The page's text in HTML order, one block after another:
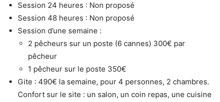
Session 24 heures : Non proposé
Session 48 heures : Non proposé
Session d’une semaine :
2 pêcheurs sur un poste (6 cannes) 300€ par
pêcheur
1 pêcheur sur le poste 350€
Gite : 490€ la semaine, pour 4 personnes, 2 chambres.
Confort sur le site : un salon, un coin repas, une cuisine